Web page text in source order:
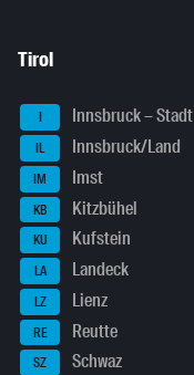
Tirol
I Innsbruck – Stadt
IL Innsbruck/Land
IM Imst
KB Kitzbühel
KU Kufstein
LA Landeck
LZ Lienz
RE Reutte
SZ Schwaz